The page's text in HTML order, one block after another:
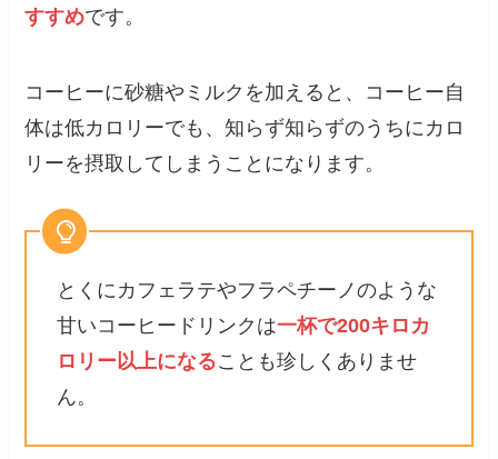
すすめです。
コーヒーに砂糖やミルクを加えると、コーヒー自
体は低カロリーでも、知らず知らずのうちにカロ
リーを摂取してしまうことになります。
とくにカフェラテやフラペチーノのような
甘いコーヒードリンクは一杯で200キロカ
ロリー以上になることも珍しくありませ
ん。